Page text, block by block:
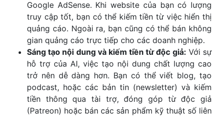
Google AdSense. Khi website của bạn có lượng
truy cập tốt, bạn có thể kiếm tiền từ việc hiển thị
quảng cáo. Ngoài ra, bạn cũng có thể bán không
gian quảng cáo trực tiếp cho các doanh nghiệp.
Sáng tạo nội dung và kiếm tiền từ độc giả: Với sự
hỗ trợ của AI, việc tạo nội dung chất lượng cao
trở nên dễ dàng hơn. Bạn có thể viết blog, tạo
podcast, hoặc các bản tin (newsletter) và kiếm
tiền thông qua tài trợ, đóng góp từ độc giả
(Patreon) hoặc bán các sản phẩm kỹ thuật số liên